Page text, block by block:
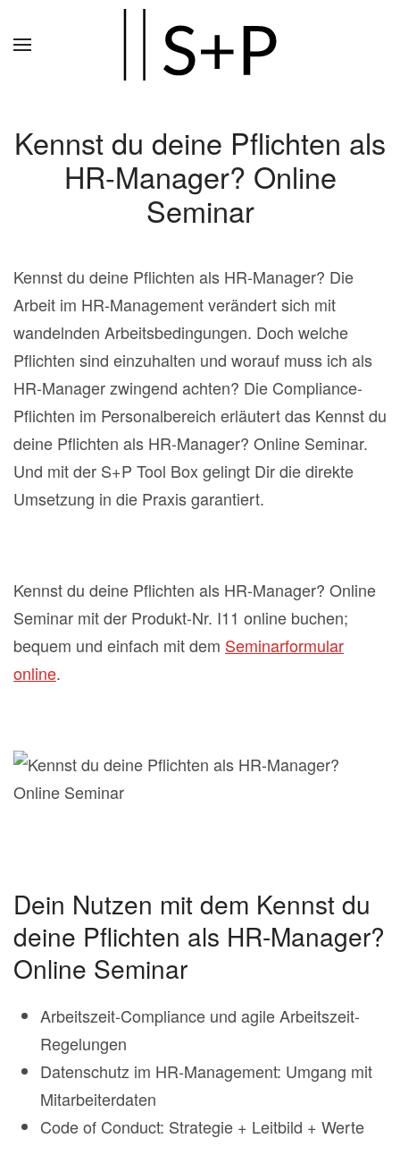
Kennst du deine Pflichten als
HR-Manager? Online
Seminar
Kennst du deine Pflichten als HR-Manager? Die
Arbeit im HR-Management verändert sich mit
wandelnden Arbeitsbedingungen. Doch welche
Pflichten sind einzuhalten und worauf muss ich als
HR-Manager zwingend achten? Die Compliance-
Pflichten im Personalbereich erläutert das Kennst du
deine Pflichten als HR-Manager? Online Seminar.
Und mit der S+P Tool Box gelingt Dir die direkte
Umsetzung in die Praxis garantiert.
Kennst du deine Pflichten als HR-Manager? Online
Seminar mit der Produkt-Nr. I11 online buchen;
bequem und einfach mit dem Seminarformular
online.
Dein Nutzen mit dem Kennst du
deine Pflichten als HR-Manager?
Online Seminar
Arbeitszeit-Compliance und agile Arbeitszeit-
Regelungen
Datenschutz im HR-Management: Umgang mit
Mitarbeiterdaten
Code of Conduct: Strategie + Leitbild + Werte